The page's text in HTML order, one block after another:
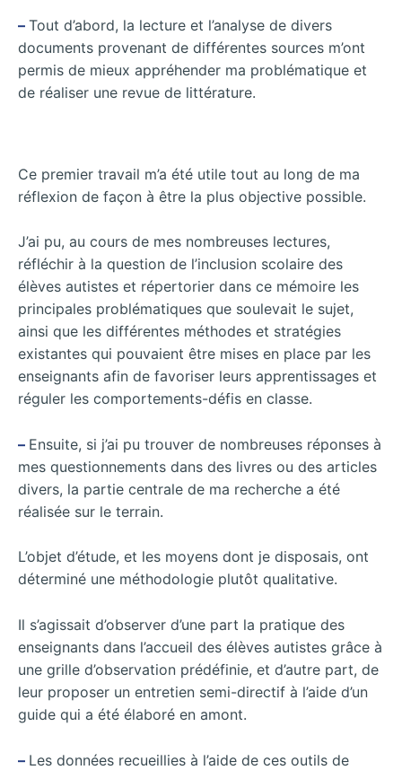
– Tout d’abord, la lecture et l’analyse de divers
documents provenant de différentes sources m’ont
permis de mieux appréhender ma problématique et
de réaliser une revue de littérature.
Ce premier travail m’a été utile tout au long de ma
réflexion de façon à être la plus objective possible.
J’ai pu, au cours de mes nombreuses lectures,
réfléchir à la question de l’inclusion scolaire des
élèves autistes et répertorier dans ce mémoire les
principales problématiques que soulevait le sujet,
ainsi que les différentes méthodes et stratégies
existantes qui pouvaient être mises en place par les
enseignants afin de favoriser leurs apprentissages et
réguler les comportements-défis en classe.
– Ensuite, si j’ai pu trouver de nombreuses réponses à
mes questionnements dans des livres ou des articles
divers, la partie centrale de ma recherche a été
réalisée sur le terrain.
L’objet d’étude, et les moyens dont je disposais, ont
déterminé une méthodologie plutôt qualitative.
Il s’agissait d’observer d’une part la pratique des
enseignants dans l’accueil des élèves autistes grâce à
une grille d’observation prédéfinie, et d’autre part, de
leur proposer un entretien semi-directif à l’aide d’un
guide qui a été élaboré en amont.
– Les données recueillies à l’aide de ces outils de